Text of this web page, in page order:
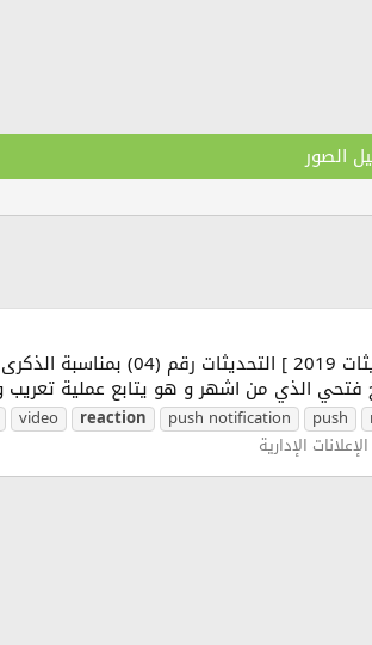
الصور
فتحي الذي من اشهر و هو يتابع عملية تعريب
push
push notification
reaction
video
الإدارية